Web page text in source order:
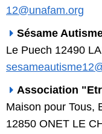
12@unafam.org
Sésame
Le Puech 12490
Association
Maison pour Tous,
12850 ONET LE